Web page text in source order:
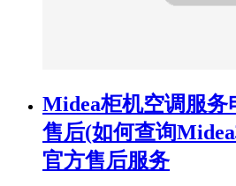
Midea柜机空调服务
售后(如何查询
官方售后服务